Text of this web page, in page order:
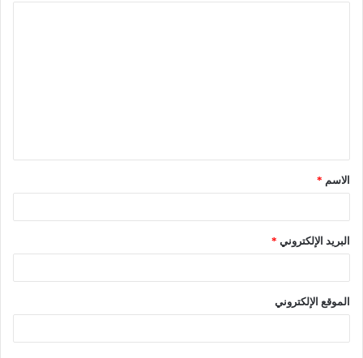
ق
*الاسم *
البريد الإلكتروني *
الموقع الإلكتروني